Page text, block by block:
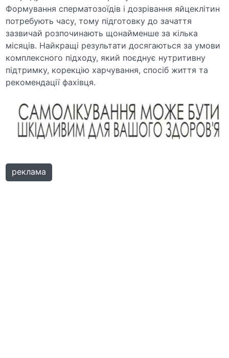
Формування сперматозоїдів і дозрівання яйцеклітин
потребують часу, тому підготовку до зачаття
зазвичай розпочинають щонайменше за кілька
місяців. Найкращі результати досягаються за умови
комплексного підходу, який поєднує нутритивну
підтримку, корекцію харчування, спосіб життя та
рекомендації фахівця.
реклама